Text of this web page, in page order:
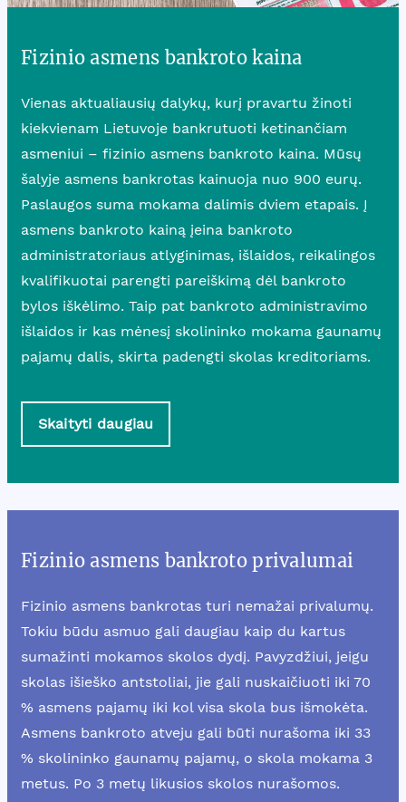
Fizinio asmens bankroto kaina
Vienas aktualiausių dalykų, kurį pravartu žinoti
kiekvienam Lietuvoje bankrutuoti ketinančiam
asmeniui – fizinio asmens bankroto kaina. Mūsų
šalyje asmens bankrotas kainuoja nuo 900 eurų.
Paslaugos suma mokama dalimis dviem etapais. Į
asmens bankroto kainą įeina bankroto
administratoriaus atlyginimas, išlaidos, reikalingos
kvalifikuotai parengti pareiškimą dėl bankroto
bylos iškėlimo. Taip pat bankroto administravimo
išlaidos ir kas mėnesį skolininko mokama gaunamų
pajamų dalis, skirta padengti skolas kreditoriams.
Skaityti daugiau
Fizinio asmens bankroto privalumai
Fizinio asmens bankrotas turi nemažai privalumų.
Tokiu būdu asmuo gali daugiau kaip du kartus
sumažinti mokamos skolos dydį. Pavyzdžiui, jeigu
skolas išieško antstoliai, jie gali nuskaičiuoti iki 70
% asmens pajamų iki kol visa skola bus išmokėta.
Asmens bankroto atveju gali būti nurašoma iki 33
% skolininko gaunamų pajamų, o skola mokama 3
metus. Po 3 metų likusios skolos nurašomos.